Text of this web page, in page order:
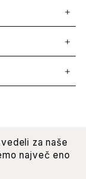
za naše
največ eno